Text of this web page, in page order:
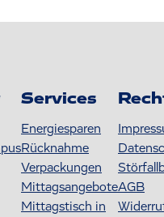
Services
Energiesparen
Rücknahme
Verpackungen
Mittagsangebote
Mittagstisch in
AGB